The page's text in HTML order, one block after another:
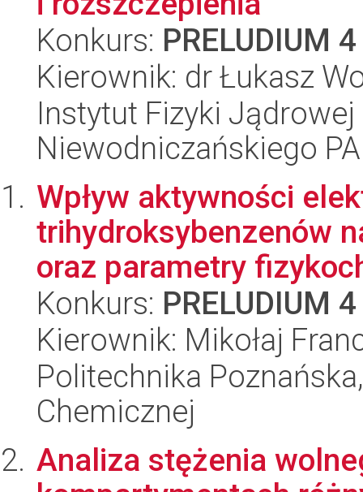
Konkurs: PRELUDIUM 4
Kierownik: dr Łukasz
Instytut Fizyki
Niewodniczańskiego
Wpływ aktywności
trihydroksybenzenów
oraz parametry
Konkurs: PRELUDIUM 4
Kierownik: Mikołaj
Politechnika
Chemicznej
Analiza stężenia